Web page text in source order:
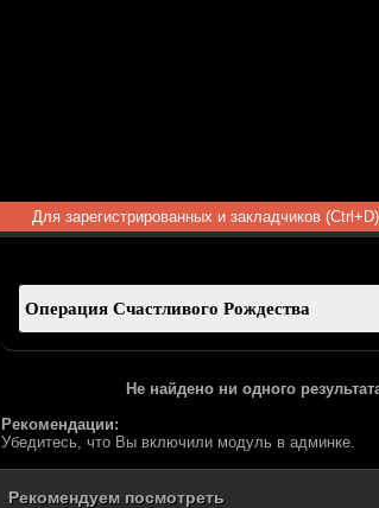
Для зарегистрированных и закладчиков
Не найдено ни одного
Рекомендации:
Убедитесь, что Вы включили модуль в админке.
Рекомендуем посмотреть